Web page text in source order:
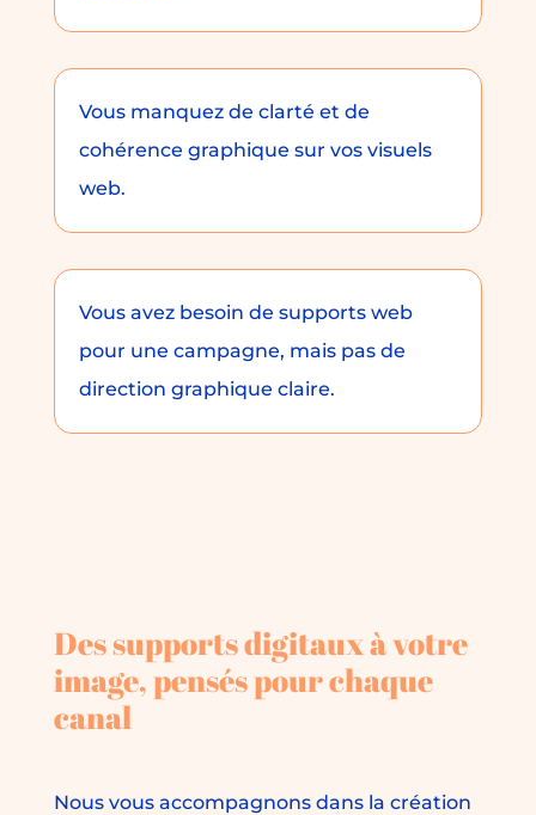
Vous manquez de clarté et de
cohérence graphique sur vos visuels
web.
Vous avez besoin de supports web
pour une campagne, mais pas de
direction graphique claire.
Des supports digitaux à votre
image, pensés pour chaque
canal
Nous vous accompagnons dans la création